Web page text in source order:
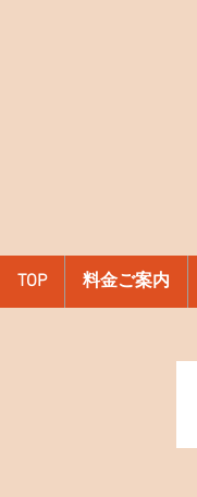
TOP 料金ご案内